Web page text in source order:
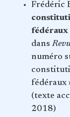
Frédéric
fédéraux
dans
numéro
fédéraux
(texte
2018)